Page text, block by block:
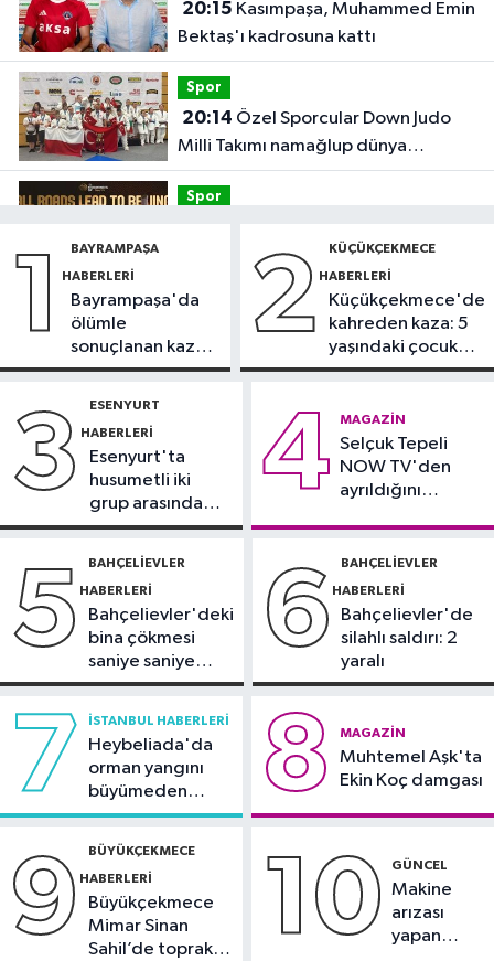
20:15
Bektaş'ı kadrosuna kattı
Spor
20:14
Milli Takımı namağlup dünya
şampiyonu
Spor
2026’da yer alacak takımlar belli
Fatih Haberleri
çeşmeleri birer birer ayağa
Avrupa Şampiyonası'na Riva'da
hazırlanıyor
sırasında 2 bina tahliye edildi
1 BAYRAMPAŞA
HABERLERI
Bayrampaşa'da
ölümle
sonuçlanan kaza:
Sürücü
2 KÜÇÜKÇEKMECE
HABERLERI
Küçükçekmece'de
kahreden kaza: 5
yaşındaki çocuk
yoğun bakımda
3 ESENYURT
HABERLERI
Esenyurt'ta
husumetli iki
grup arasında
silahlı kavga
4 MAGAZIN
Selçuk Tepeli
NOW TV'den
ayrıldığını
5 BAHÇELIEVLER
HABERLERI
Bahçelievler'deki
bina çökmesi
saniye saniye
görüntülendi
6 BAHÇELIEVLER
HABERLERI
Bahçelievler'de
silahlı saldırı: 2
yaralı
7 İSTANBUL HABERLERI
Heybeliada'da
orman yangını
büyümeden
söndürüldü
8 MAGAZIN
Muhtemel Aşk'ta
Ekin Koç damgası
9 BÜYÜKÇEKMECE
HABERLERI
Büyükçekmece
Mimar Sinan
Sahil’de toprak
10 GÜNCEL
Makine
arızası
yapan